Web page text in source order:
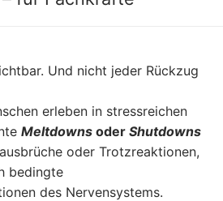
Und nicht jeder Rückzug
erleben in stressreichen
Meltdowns oder Shutdowns
oder Trotzreaktionen,
bedingte
des Nervensystems.